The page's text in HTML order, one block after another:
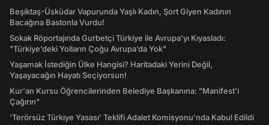
Beşiktaş-Üsküdar Vapurunda Yaşlı Kadın, Şort Giyen Kadının
Bacağına Bastonla Vurdu!
Sokak Röportajında Gurbetçi Türkiye ile Avrupa'yı Kıyasladı:
"Türkiye’deki Yolların Çoğu Avrupa’da Yok"
Yaşamak İstediğin Ülke Hangisi? Haritadaki Yerini Değil,
Yaşayacağın Hayatı Seçiyorsun!
Kur'an Kursu Öğrencilerinden Belediye Başkanına: "Manifest’i
Çağırın"
‘Terörsüz Türkiye Yasası’ Teklifi Adalet Komisyonu'nda Kabul Edildi